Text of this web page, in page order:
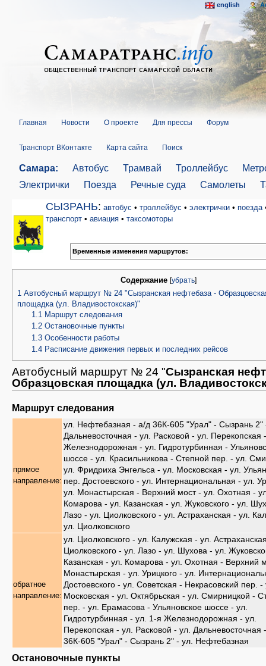
Главная Новости О проекте Для прессы Форум
Транспорт ВКонтакте Карта сайта Поиск
Самара: Автобус Трамвай Троллейбус
Электрички
Поезда Речные суда Самолеты
СЫЗРАНЬ: автобус • троллейбус • электрички • поезда
транспорт • авиация • таксомоторы
Временные изменения маршрутов:
Содержание [убрать]
1 Автобусный маршрут № 24 "Сызранская нефтебаза -
площадка (ул. Владивостокская)"
1.1 Маршрут следования
1.2 Остановочные пункты
1.3 Особенности работы
1.4 Расписание движения первых и последних рейсов
Автобусный маршрут № 24 "Сызранская
Образцовская площадка (ул.
Маршрут следования
прямое
направление:
ул. Нефтебазная - а/д 36К-605 "Урал" - Сызрань 2"
Дальневосточная - ул. Расковой - ул. Перекопская
Железнодорожная - ул. Гидротурбинная -
шоссе - ул. Красильникова - Степной пер. - ул.
ул. Фридриха Энгельса - ул. Московская - ул.
пер. Достоевского - ул. Интернациональная - ул.
ул. Монастырская - Верхний мост - ул. Охотная -
Комарова - ул. Казанская - ул. Жуковского - ул.
Лазо - ул. Циолковского - ул. Астраханская - ул.
ул. Циолковского
обратное
направление:
ул. Циолковского - ул. Калужская - ул.
Циолковского - ул. Лазо - ул. Шухова - ул.
Казанская - ул. Комарова - ул. Охотная - Верхний
Монастырская - ул. Урицкого - ул.
Достоевского - ул. Советская - Некрасовский пер. -
Московская - ул. Октябрьская - ул. Смирницкой -
пер. - ул. Ерамасова - Ульяновское шоссе - ул.
Гидротурбинная - ул. 1-я Железнодорожная - ул.
Перекопская - ул. Расковой - ул. Дальневосточная
36К-605 "Урал" - Сызрань 2" - ул. Нефтебазная
Остановочные пункты
english